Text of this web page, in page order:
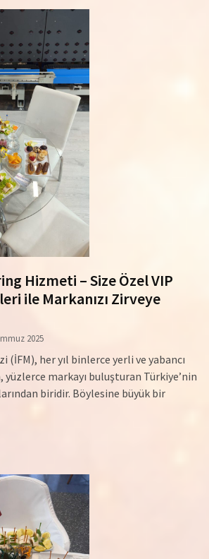
Hizmeti – Size Özel VIP
ile Markanızı Zirveye
2025
(İFM), her yıl binlerce yerli ve yabancı
yüzlerce markayı buluşturan Türkiye’nin
biridir. Böylesine büyük bir